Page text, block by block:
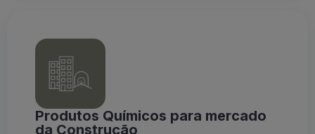
Produtos Químicos para mercado
da Construção